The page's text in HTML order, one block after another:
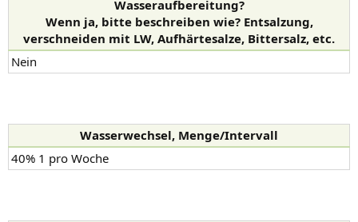
Wasseraufbereitung?
Wenn ja, bitte beschreiben wie? Entsalzung,
verschneiden mit LW, Aufhärtesalze, Bittersalz, etc.
Nein
Wasserwechsel, Menge/Intervall
40% 1 pro Woche